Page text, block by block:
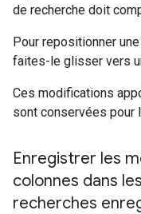
de recherche doit
Pour repositionner
faites-le glisser vers
Ces modifications
sont conservées pour
Enregistrer les
colonnes dans
recherches